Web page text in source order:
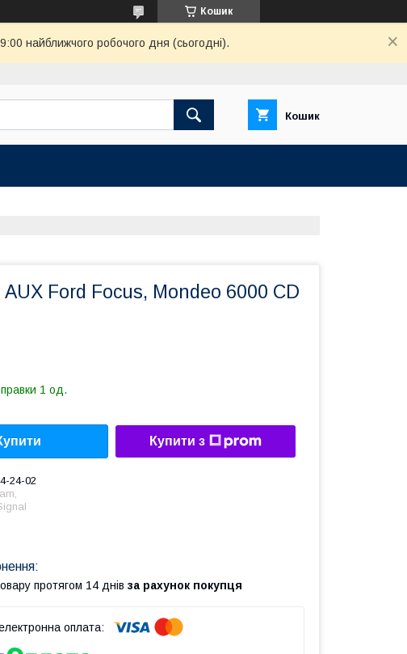
Кошик
найближчого робочого дня (сьогодні).
Кошик
Ford Focus, Mondeo 6000 CD
1 од.
Купити з
24-02
протягом 14 днів за рахунок покупця